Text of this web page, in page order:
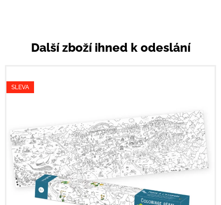
Další zboží ihned k odeslání
SLEVA